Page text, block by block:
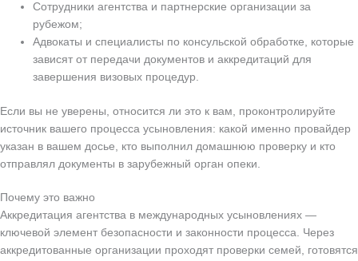
Сотрудники агентства и партнерские организации за
рубежом;
Адвокаты и специалисты по консульской обработке, которые
зависят от передачи документов и аккредитаций для
завершения визовых процедур.
Если вы не уверены, относится ли это к вам, проконтролируйте
источник вашего процесса усыновления: какой именно провайдер
указан в вашем досье, кто выполнил домашнюю проверку и кто
отправлял документы в зарубежный орган опеки.
Почему это важно
Аккредитация агентства в международных усыновлениях —
ключевой элемент безопасности и законности процесса. Через
аккредитованные организации проходят проверки семей, готовятся